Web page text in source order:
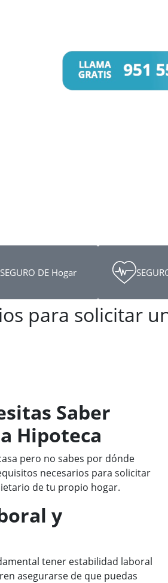
SEGURO DE Hogar
para solicitar
Saber
Hipoteca
pero no sabes por dónde
necesarios para solicitar
de tu propio hogar.
y
tener estabilidad laboral
asegurarse de que puedas